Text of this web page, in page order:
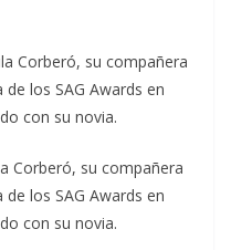
Corberó, su compañera
los SAG Awards en
con su novia.
Corberó, su compañera
los SAG Awards en
con su novia.